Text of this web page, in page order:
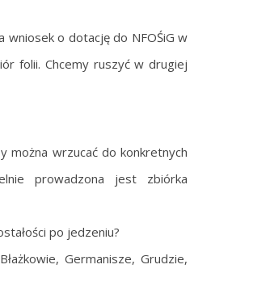
wniosek o dotację do NFOŚiG w
folii. Chcemy ruszyć w drugiej
można wrzucać do konkretnych
prowadzona jest zbiórka
po jedzeniu?
Germanisze, Grudzie,